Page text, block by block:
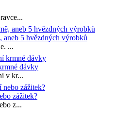
aneb 5 hvězdných výrobků
...
dávky
v kr...
zážitek?
z...